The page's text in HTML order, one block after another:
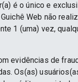
é o único e
Web não
1 (uma) vez,
evidências de
Os(as)